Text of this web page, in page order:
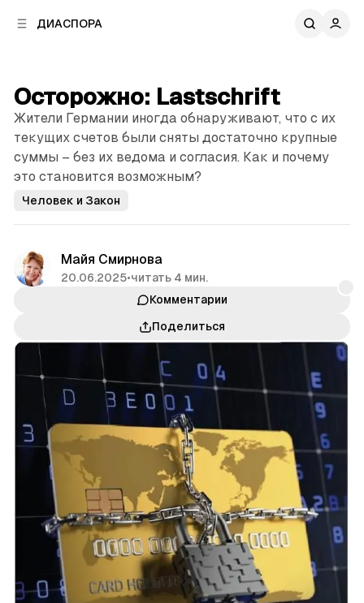
ДИАСПОРА
Осторожно: Lastschrift
Жители Германии иногда обнаруживают, что с их
текущих счетов были сняты достаточно крупные
суммы – без их ведома и согласия. Как и почему
это становится возможным?
Человек и Закон
Майя Смирнова
20.06.2025•читать 4 мин.
Комментарии
Поделиться